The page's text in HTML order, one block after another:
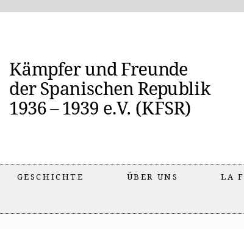
GESCHICHTE ÜBER UNS LA